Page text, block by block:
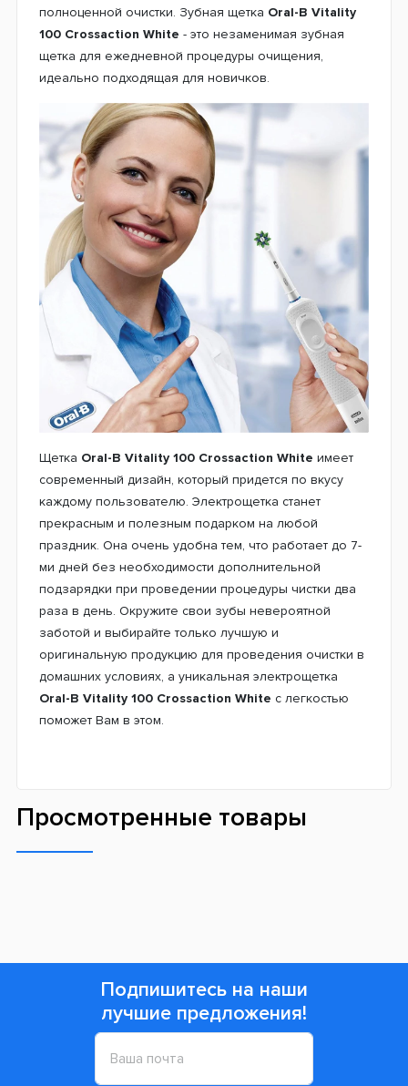
полноценной очистки. Зубная щетка Oral-B Vitality
100 Crossaction White - это незаменимая зубная
щетка для ежедневной процедуры очищения,
идеально подходящая для новичков.
Щетка Oral-B Vitality 100 Crossaction White имеет
современный дизайн, который придется по вкусу
каждому пользователю. Электрощетка станет
прекрасным и полезным подарком на любой
праздник. Она очень удобна тем, что работает до 7-
ми дней без необходимости дополнительной
подзарядки при проведении процедуры чистки два
раза в день. Окружите свои зубы невероятной
заботой и выбирайте только лучшую и
оригинальную продукцию для проведения очистки в
домашних условиях, а уникальная электрощетка
Oral-B Vitality 100 Crossaction White с легкостью
поможет Вам в этом.
Просмотренные товары
Подпишитесь на наши
лучшие предложения!